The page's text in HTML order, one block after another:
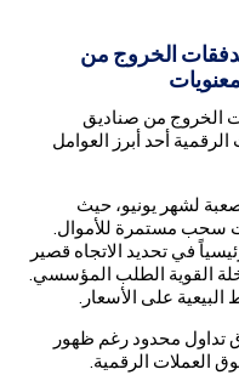
الخروج من
الخروج من صناديق
أحد أبرز العوامل
لشهر يونيو، حيث
سحب مستمرة للأموال.
في تحديد الاتجاه قصير
القوية الطلب المؤسسي.
البيعية على الأسعار.
تداول محدود رغم ظهور
العملات الرقمية.